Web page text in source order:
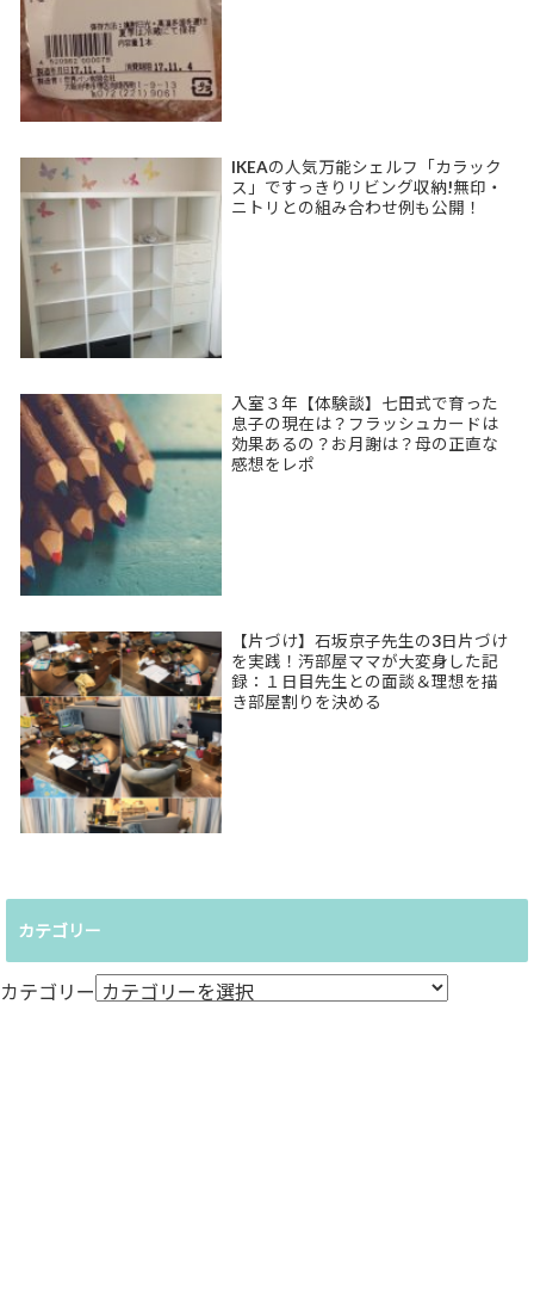
IKEAの人気万能シェルフ「カラック
ス」ですっきりリビング収納!無印・
ニトリとの組み合わせ例も公開！
入室３年【体験談】七田式で育った
息子の現在は？フラッシュカードは
効果あるの？お月謝は？母の正直な
感想をレポ
【片づけ】石坂京子先生の3日片づけ
を実践！汚部屋ママが大変身した記
録：１日目先生との面談＆理想を描
き部屋割りを決める
カテゴリー
カテゴリー